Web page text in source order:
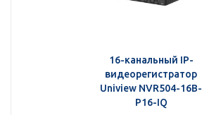
16-канальный IP-
видеорегистратор
Uniview NVR504-16B-
P16-IQ